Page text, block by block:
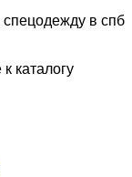
каталогу